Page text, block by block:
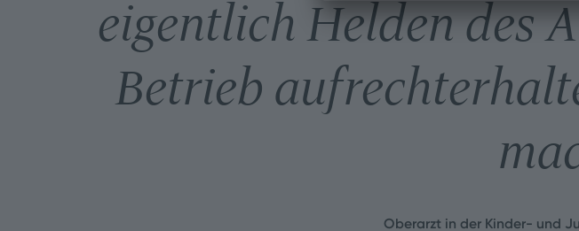
eigentlich Helden des
Betrieb
Oberarzt in der Kinder- und